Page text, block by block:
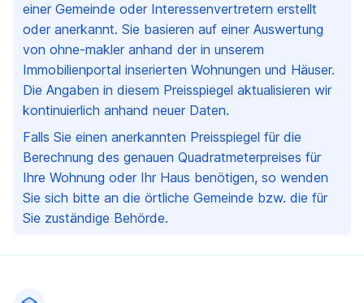
einer Gemeinde oder Interessenvertretern erstellt
oder anerkannt. Sie basieren auf einer Auswertung
von ohne-makler anhand der in unserem
Immobilienportal inserierten Wohnungen und Häuser.
Die Angaben in diesem Preisspiegel aktualisieren wir
kontinuierlich anhand neuer Daten.
Falls Sie einen anerkannten Preisspiegel für die
Berechnung des genauen Quadratmeterpreises für
Ihre Wohnung oder Ihr Haus benötigen, so wenden
Sie sich bitte an die örtliche Gemeinde bzw. die für
Sie zuständige Behörde.